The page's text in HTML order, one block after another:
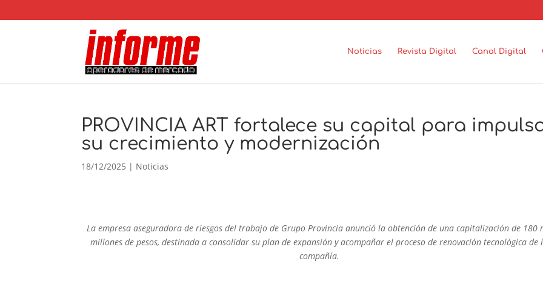
Noticias Revista Digital Canal Digital
PROVINCIA ART fortalece su capital para
su crecimiento y modernización
18/12/2025 | Noticias
La empresa aseguradora de riesgos del trabajo de Grupo Provincia anunció la obtención de una capitalización de 180
millones de pesos, destinada a consolidar su plan de expansión y acompañar el proceso de renovación tecnológica de
compañía.